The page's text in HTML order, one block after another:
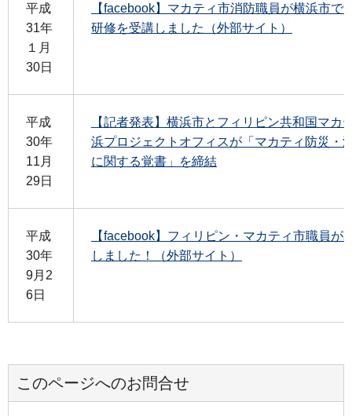
平成
31年
１月
30日
【facebook】マカティ市消防職員が横浜市で
研修を受講しました（外部サイト）
平成
30年
11月
29日
【記者発表】横浜市とフィリピン共和国マカ
浜プロジェクトオフィスが「マカティ防災・
に関する覚書」を締結
平成
30年
9月2
6日
【facebook】フィリピン・マカティ市職員が
しました！（外部サイト）
このページへのお問合せ